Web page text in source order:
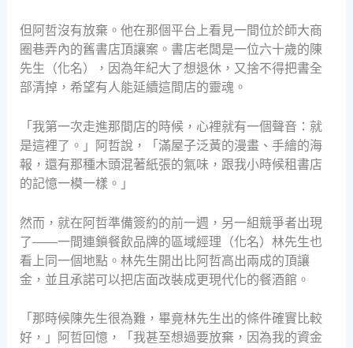
但阿哲沒有放棄。他在那個平台上看見一間位於師大商
圈巷弄內的舊書店頂讓案。書店老闆是一位六十歲的陳
先生（化名），因為年紀大了想退休，又捨不得把書全
部清掉，希望有人能延續這間店的靈魂。
「我第一次走進那間店的時候，心裡就有一個聲音：就
是這裡了。」阿哲說，「滿屋子泛黃的漫畫、手繪的海
報，還有那種木頭混著紙張的氣味，跟我小時候租書店
的記憶一模一樣。」
然而，就在阿哲準備簽約的前一週，另一組競爭者出現
了——一間連鎖餐飲品牌的區域經理（化名）林先生也
看上同一個地點。林先生開出比阿哲高出兩成的頂讓
金，並且承諾可以把店面改裝成更現代化的餐酒館。
「那時候陳先生很為難，畢竟林先生出的條件確實比較
好，」阿哲回憶，「我甚至想過要放棄，因為我的資金